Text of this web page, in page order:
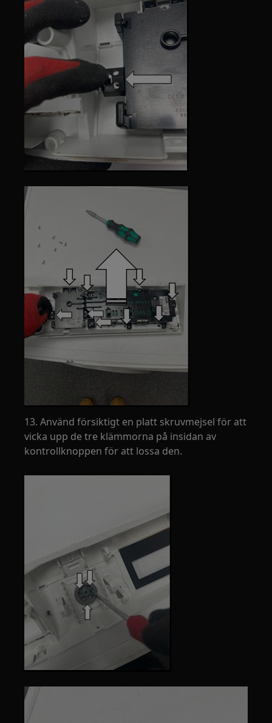
13. Använd försiktigt en platt skruvmejsel för att
vicka upp de tre klämmorna på insidan av
kontrollknoppen för att lossa den.